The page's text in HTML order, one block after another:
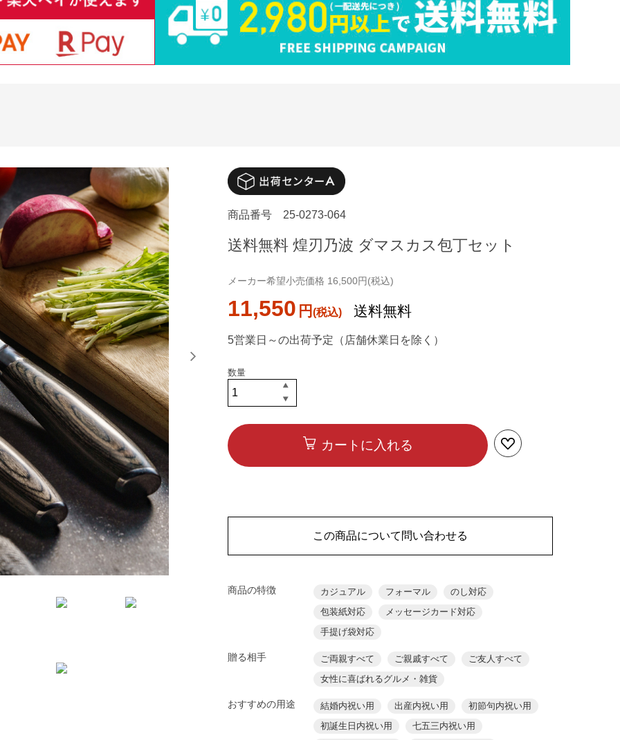
商品番号 25-0273-064
送料無料 煌刃乃波 ダマスカス包丁セット
メーカー希望小売価格 16,500円(税込)
11,550 円 送料無料
5営業日～の出荷予定（店舗休業日を除く）
カートに入れる
この商品について問い合わせる
商品の特徴 カジュアル フォーマル
のし対応
包装紙対応
メッセージカード対応
手提げ袋対応
贈る相手 ご両親すべて ご親戚すべて
ご友人すべて
女性に喜ばれるグルメ・雑貨
おすすめの用途 結婚内祝い用 出産内祝い用
初節句内祝い用
初誕生日内祝い用
七五三内祝い用